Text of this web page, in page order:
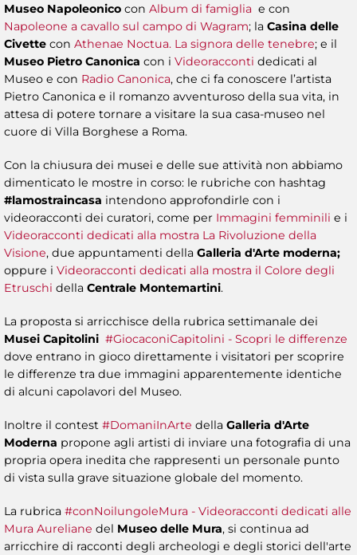
Museo Napoleonico con Album di famiglia e con
Napoleone a cavallo sul campo di Wagram; la Casina delle
Civette con Athenae Noctua. La signora delle tenebre; e il
Museo Pietro Canonica con i Videoracconti dedicati al
Museo e con Radio Canonica, che ci fa conoscere l’artista
Pietro Canonica e il romanzo avventuroso della sua vita, in
attesa di potere tornare a visitare la sua casa-museo nel
cuore di Villa Borghese a Roma.
Con la chiusura dei musei e delle sue attività non abbiamo
dimenticato le mostre in corso: le rubriche con hashtag
#lamostraincasa intendono approfondirle con i
videoracconti dei curatori, come per Immagini femminili e i
Videoracconti dedicati alla mostra La Rivoluzione della
Visione, due appuntamenti della Galleria d'Arte moderna;
oppure i Videoracconti dedicati alla mostra il Colore degli
Etruschi della Centrale Montemartini.
La proposta si arricchisce della rubrica settimanale dei
Musei Capitolini #GiocaconiCapitolini - Scopri le differenze
dove entrano in gioco direttamente i visitatori per scoprire
le differenze tra due immagini apparentemente identiche
di alcuni capolavori del Museo.
Inoltre il contest #DomaniInArte della Galleria d'Arte
Moderna propone agli artisti di inviare una fotografia di una
propria opera inedita che rappresenti un personale punto
di vista sulla grave situazione globale del momento.
La rubrica #conNoilungoleMura - Videoracconti dedicati alle
Mura Aureliane del Museo delle Mura, si continua ad
arricchire di racconti degli archeologi e degli storici dell'arte